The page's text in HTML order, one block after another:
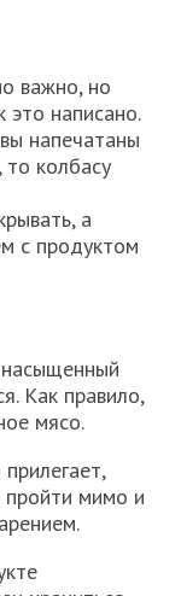
важно, но
это написано.
напечатаны
то колбасу
а
с продуктом
насыщенный
Как правило,
мясо.
пройти мимо и